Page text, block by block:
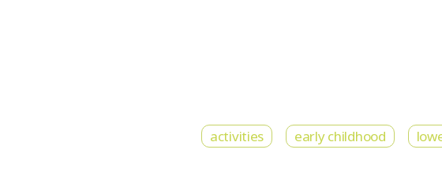
activities early childhood